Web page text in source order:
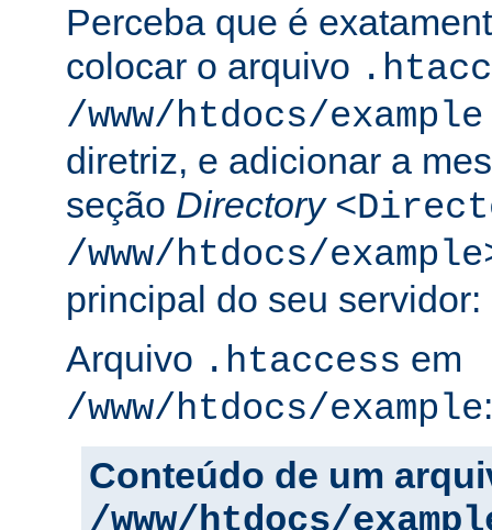
Perceba que é
colocar o arquivo
/www/htdocs/example
diretriz, e adicionar a
seção Directory
/www/htdocs/
principal do seu servidor:
Arquivo .htaccess em
/www/htdocs/example:
Conteúdo de um